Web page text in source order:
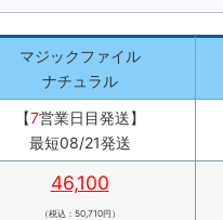
マジックファイル
ナチュラル
【7営業日目発送】
最短08/21発送
46,100
（税込：50,710円）